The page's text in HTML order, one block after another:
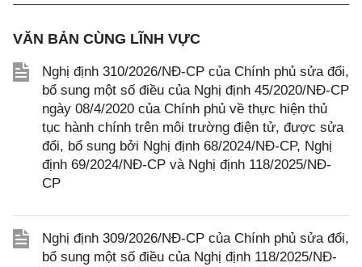
VĂN BẢN CÙNG LĨNH VỰC
Nghị định 310/2026/NĐ-CP của Chính phủ sửa đổi,
bổ sung một số điều của Nghị định 45/2020/NĐ-CP
ngày 08/4/2020 của Chính phủ về thực hiện thủ
tục hành chính trên môi trường điện tử, được sửa
đổi, bổ sung bởi Nghị định 68/2024/NĐ-CP, Nghị
định 69/2024/NĐ-CP và Nghị định 118/2025/NĐ-
CP
Nghị định 309/2026/NĐ-CP của Chính phủ sửa đổi,
bổ sung một số điều của Nghị định 118/2025/NĐ-